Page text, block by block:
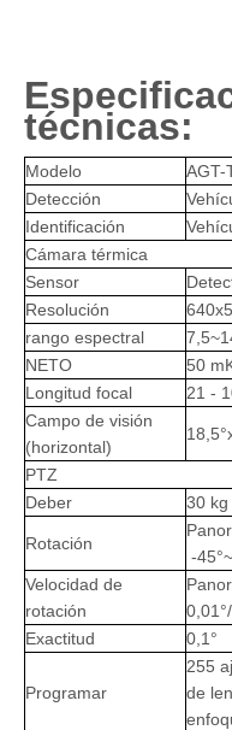
técnicas:
Modelo
AGT-
Detección
Identificación
Cámara térmica
Sensor
Resolución
rango espectral
NETO
50
Longitud focal
21 -
Campo de visión
(horizontal)
PTZ
Deber
30 kg
Rotación
-
Velocidad de
rotación
Exactitud
0,1°
Programar
255
de